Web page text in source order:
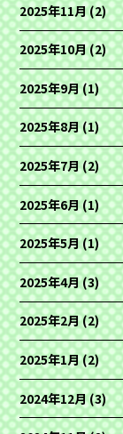
2025年11月(2)
2025年10月(2)
2025年9月(1)
2025年8月(1)
2025年7月(2)
2025年6月(1)
2025年5月(1)
2025年4月(3)
2025年2月(2)
2025年1月(2)
2024年12月(3)